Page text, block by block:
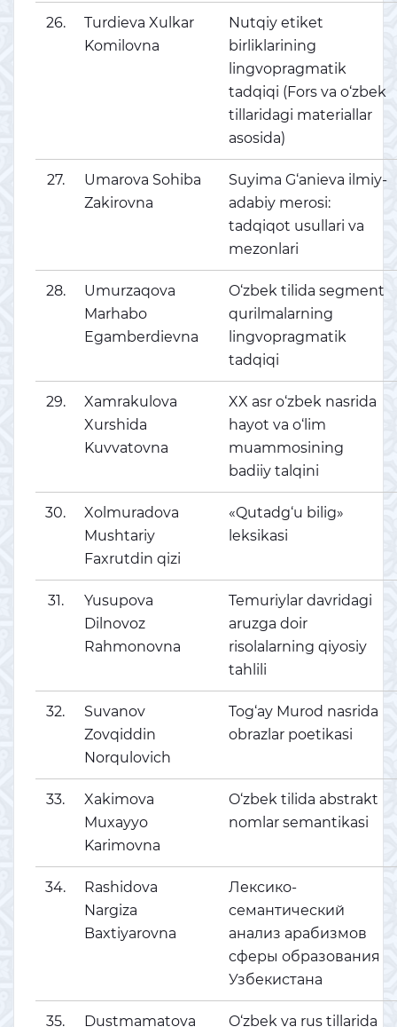
26.
Turdieva Xulkar
Komilovna
Nutqiy etiket
birliklarining
lingvopragmatik
tadqiqi (Fors va o‘zbek
tillaridagi materiallar
asosida)
27.
Umarova Sohiba
Zakirovna
Suyima G‘anieva ilmiy-
adabiy merosi:
tadqiqot usullari va
mezonlari
28.
Umurzaqova
Marhabo
Egamberdievna
O‘zbek tilida segment
qurilmalarning
lingvopragmatik
tadqiqi
29.
Xamrakulova
Xurshida
Kuvvatovna
XX asr o‘zbek nasrida
hayot va o‘lim
muammosining
badiiy talqini
30.
Xolmuradova
Mushtariy
Faxrutdin qizi
«Qutadg‘u bilig»
leksikasi
31.
Yusupova
Dilnovoz
Rahmonovna
Temuriylar davridagi
aruzga doir
risolalarning qiyosiy
tahlili
32.
Suvanov
Zovqiddin
Norqulovich
Tog‘ay Murod nasrida
obrazlar poetikasi
33.
Xakimova
Muxayyo
Karimovna
O‘zbek tilida abstrakt
nomlar semantikasi
34.
Rashidova
Nargiza
Baxtiyarovna
Лексико-
семантический
анализ арабизмов
сферы образования
Узбекистана
35.
Dustmamatova
O‘zbek va rus tillarida